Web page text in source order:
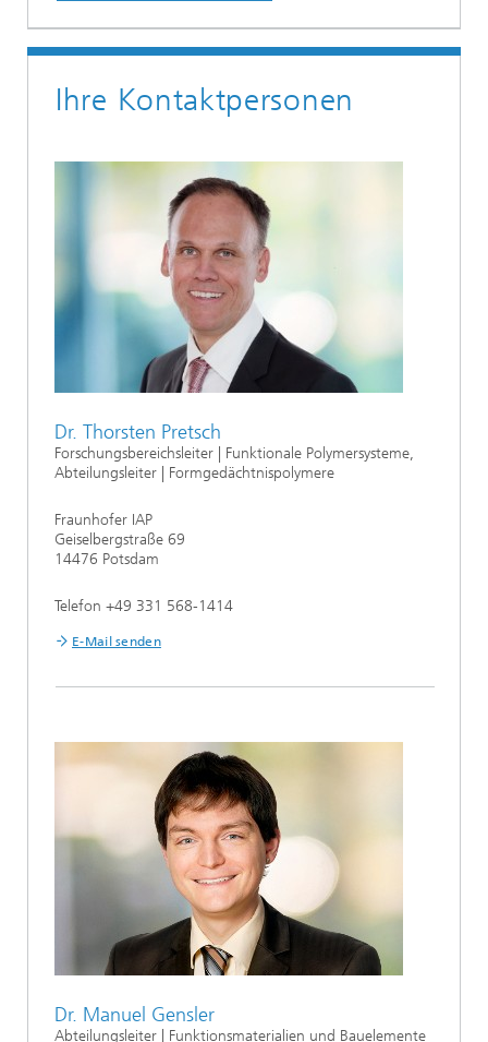
Ihre Kontaktpersonen
Dr. Thorsten Pretsch
Forschungsbereichsleiter | Funktionale Polymersysteme,
Abteilungsleiter | Formgedächtnispolymere
Fraunhofer IAP
Geiselbergstraße 69
14476 Potsdam
Telefon +49 331 568-1414
E-Mail senden
Dr. Manuel Gensler
Abteilungsleiter | Funktionsmaterialien und Bauelemente